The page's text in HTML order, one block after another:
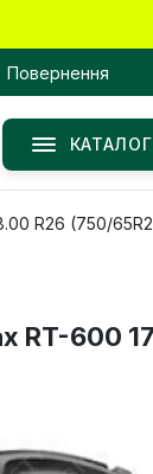
Повернення
R26 (750/
RT-600